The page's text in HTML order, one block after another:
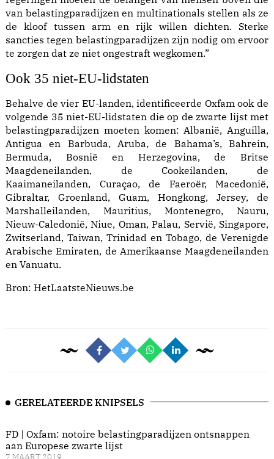
van belastingparadijzen en multinationals stellen als ze
de kloof tussen arm en rijk willen dichten. Sterke
sancties tegen belastingparadijzen zijn nodig om ervoor
te zorgen dat ze niet ongestraft wegkomen.”
Ook 35 niet-EU-lidstaten
Behalve de vier EU-landen, identificeerde Oxfam ook de
volgende 35 niet-EU-lidstaten die op de zwarte lijst met
belastingparadijzen moeten komen: Albanië, Anguilla,
Antigua en Barbuda, Aruba, de Bahama’s, Bahrein,
Bermuda, Bosnië en Herzegovina, de Britse
Maagdeneilanden, de Cookeilanden, de
Kaaimaneilanden, Curaçao, de Faeroër, Macedonië,
Gibraltar, Groenland, Guam, Hongkong, Jersey, de
Marshalleilanden, Mauritius, Montenegro, Nauru,
Nieuw-Caledonië, Niue, Oman, Palau, Servië, Singapore,
Zwitserland, Taiwan, Trinidad en Tobago, de Verenigde
Arabische Emiraten, de Amerikaanse Maagdeneilanden
en Vanuatu.
Bron: HetLaatsteNieuws.be
GERELATEERDE KNIPSELS
FD | Oxfam: notoire belastingparadijzen ontsnappen
aan Europese zwarte lijst